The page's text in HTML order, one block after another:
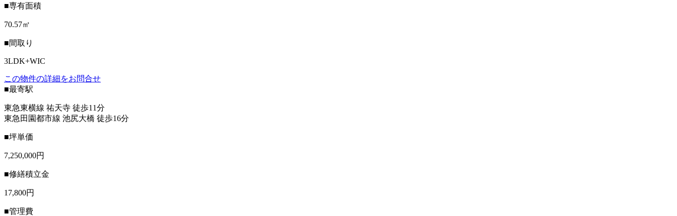
■専有面積
70.57㎡
■間取り
3LDK+WIC
この物件の詳細をお問合せ
■最寄駅
東急東横線 祐天寺 徒歩11分
東急田園都市線 池尻大橋 徒歩16分
■坪単価
7,250,000円
■修繕積立金
17,800円
■管理費